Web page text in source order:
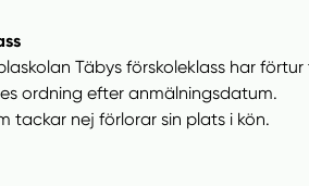
Täbys förskoleklass har förtur
ordning efter anmälningsdatum.
tackar nej förlorar sin plats i kön.